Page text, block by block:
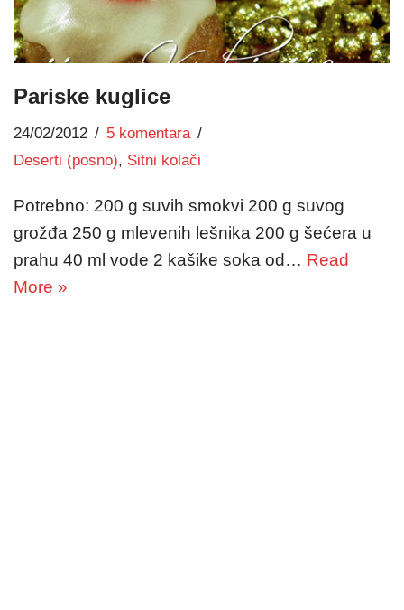
Pariske kuglice
24/02/2012
5 komentara
Deserti (posno), Sitni kolači
Potrebno: 200 g suvih smokvi 200 g suvog
grožđa 250 g mlevenih lešnika 200 g šećera u
prahu 40 ml vode 2 kašike soka od… Read
More »